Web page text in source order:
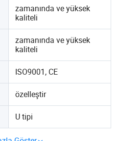
zamanında ve yüksek
kaliteli
zamanında ve yüksek
kaliteli
ISO9001, CE
özelleştir
U tipi